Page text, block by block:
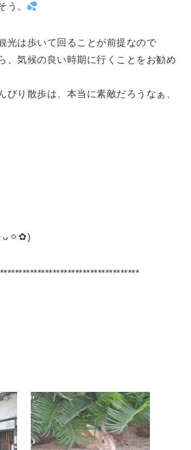
う。
光は歩いて回ることが前提なので
、気候の良い時期に行くことをお勧め
びり散歩は、本当に素敵だろうなぁ、
ㆁ✿)